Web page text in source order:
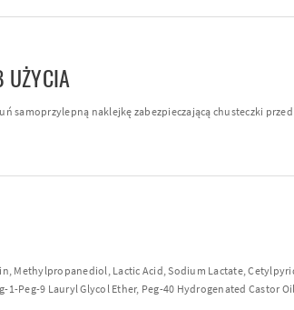
UŻYCIA
samoprzylepną naklejkę zabezpieczającą chusteczki
Methylpropanediol, Lactic Acid, Sodium Lactate,
1-Peg-9 Lauryl Glycol Ether, Peg-40 Hydrogenated Castor